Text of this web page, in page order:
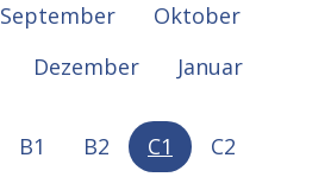
September
Oktober
Dezember Januar
B1 B2 C1 C2